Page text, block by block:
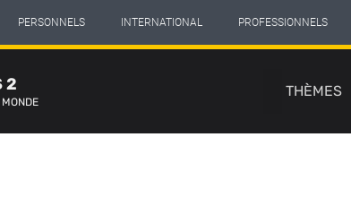
PERSONNELS INTERNATIONAL PROFESSIONNELS
2
principale
THÈMES